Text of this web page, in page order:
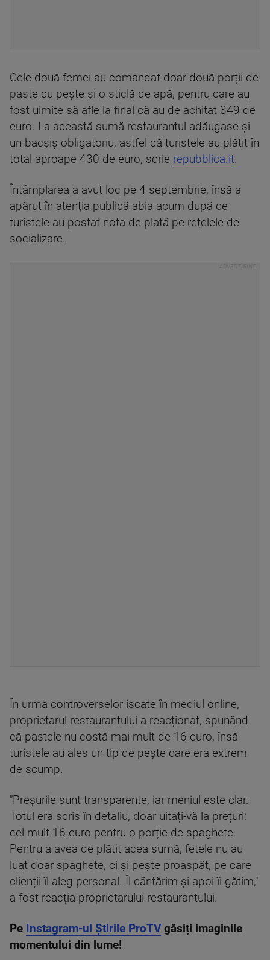
Cele două femei au comandat doar două porții de
paste cu pește și o sticlă de apă, pentru care au
fost uimite să afle la final că au de achitat 349 de
euro. La această sumă restaurantul adăugase și
un bacșiș obligatoriu, astfel că turistele au plătit în
total aproape 430 de euro, scrie repubblica.it.
Întâmplarea a avut loc pe 4 septembrie, însă a
apărut în atenția publică abia acum după ce
turistele au postat nota de plată pe rețelele de
socializare.
În urma controverselor iscate în mediul online,
proprietarul restaurantului a reacționat, spunând
că pastele nu costă mai mult de 16 euro, însă
turistele au ales un tip de pește care era extrem
de scump.
"Preșurile sunt transparente, iar meniul este clar.
Totul era scris în detaliu, doar uitați-vă la prețuri:
cel mult 16 euro pentru o porție de spaghete.
Pentru a avea de plătit acea sumă, fetele nu au
luat doar spaghete, ci și pește proaspăt, pe care
clienții îl aleg personal. Îl cântărim și apoi îi gătim,"
a fost reacția proprietarului restaurantului.
Pe Instagram-ul Știrile ProTV găsiți imaginile
momentului din lume!